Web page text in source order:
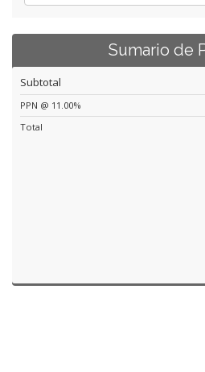
Sumario de
Subtotal
PPN @ 11.00%
Total